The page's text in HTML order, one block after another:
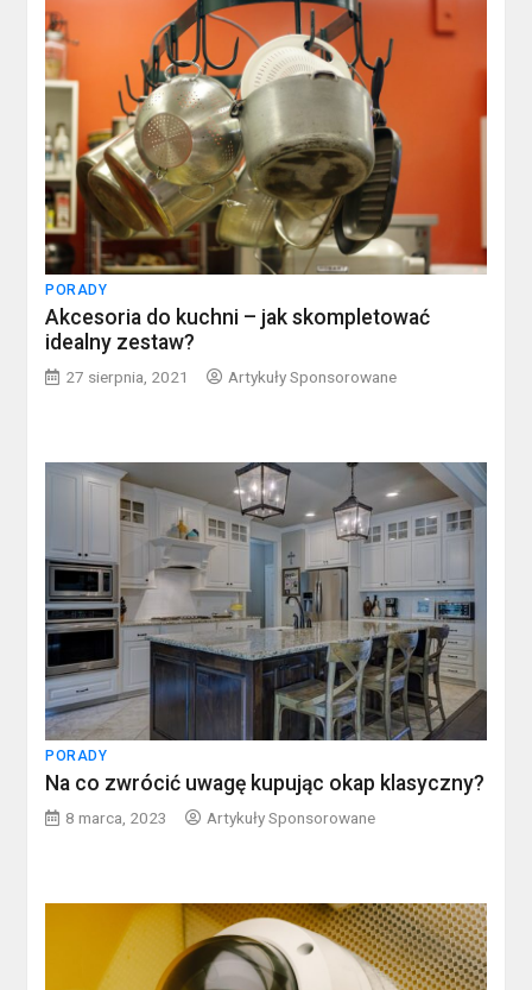
PORADY
Akcesoria do kuchni – jak skompletować
idealny zestaw?
27 sierpnia, 2021 Artykuły Sponsorowane
PORADY
Na co zwrócić uwagę kupując okap klasyczny?
8 marca, 2023 Artykuły Sponsorowane